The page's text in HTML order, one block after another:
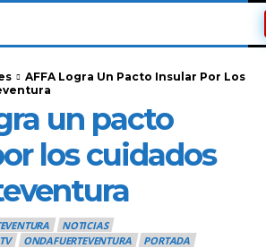
AFFA Logra Un Pacto Insular Por Los
un pacto
los cuidados
NOTICIAS
ONDAFUERTEVENTURA
PORTADA